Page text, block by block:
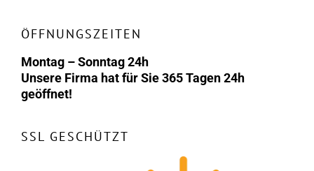
ÖFFNUNGSZEITEN
Montag – Sonntag 24h
Unsere Firma hat für Sie 365 Tagen 24h
geöffnet!
SSL GESCHÜTZT